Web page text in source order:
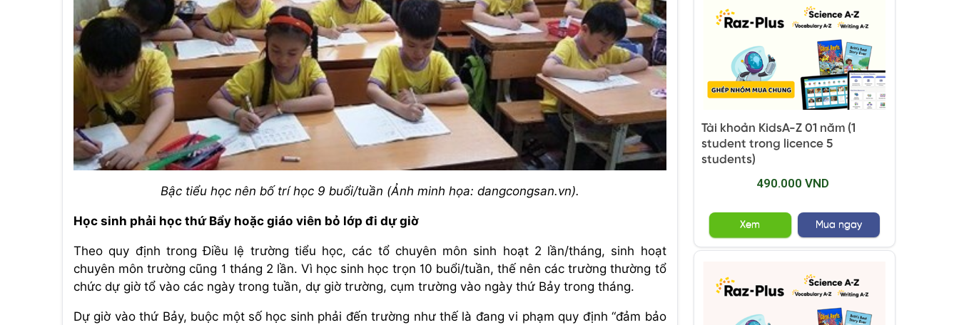
Bậc tiểu học nên bố trí học 9 buổi/tuần (Ảnh minh họa: dangcongsan.vn).
Học sinh phải học thứ Bẩy hoặc giáo viên bỏ lớp đi dự giờ
Theo quy định trong Điều lệ trường tiểu học, các tổ chuyên môn sinh hoạt 2 lần/tháng, sinh hoạt
chuyên môn trường cũng 1 tháng 2 lần. Vì học sinh học trọn 10 buổi/tuần, thế nên các trường thường tổ
chức dự giờ tổ vào các ngày trong tuần, dự giờ trường, cụm trường vào ngày thứ Bảy trong tháng.
Dự giờ vào thứ Bảy, buộc một số học sinh phải đến trường như thế là đang vi phạm quy định “đảm bảo
Tài khoản KidsA-Z 01 năm (1
student trong licence 5
students)
490.000 VND
Xem Mua ngay